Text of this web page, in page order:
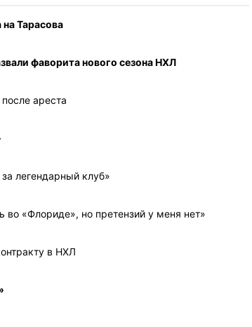
Тарасова
фаворита нового сезона НХЛ
ареста
легендарный клуб»
во «Флориде», но претензий у меня нет»
в НХЛ